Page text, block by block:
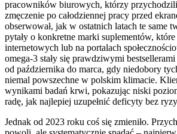
pracowników biurowych, którzy przychodzili
zmęczenie po całodziennej pracy przed
obserwował, jak w ostatnich latach te same
pytały o konkretne marki suplementów,
internetowych lub na portalach
omega-3 stały się prawdziwymi
od października do marca, gdy niedobory
niemal powszechne w polskim klimacie.
wynikami badań krwi, pokazując niski
radę, jak najlepiej uzupełnić deficyty bez
Jednak od 2023 roku coś się zmieniło.